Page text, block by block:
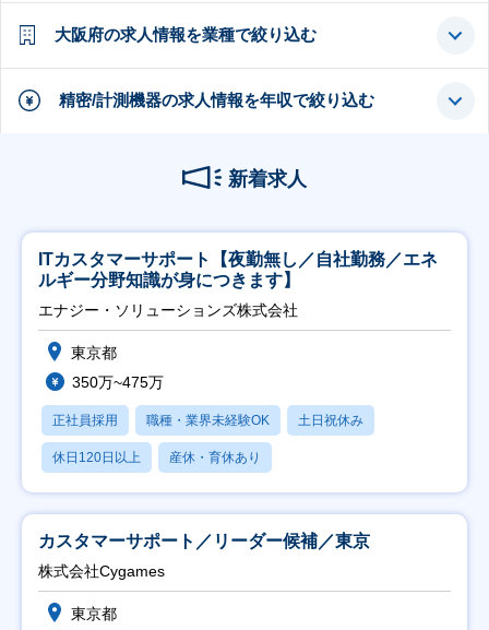
大阪府の求人情報を業種で絞り込む
精密/計測機器の求人情報を年収で絞り込む
新着求人
ITカスタマーサポート【夜勤無し／自社勤務／エネ
ルギー分野知識が身につきます】
エナジー・ソリューションズ株式会社
東京都
350万~475万
正社員採用 職種・業界未経験OK 土日祝休み
休日120日以上 産休・育休あり
カスタマーサポート／リーダー候補／東京
株式会社Cygames
東京都